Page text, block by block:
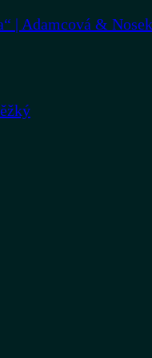
| Adamcová & Nosek